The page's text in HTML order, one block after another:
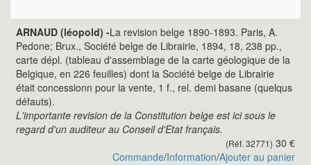
ARNAUD (léopold) -La revision belge 1890-1893. Paris, A.
Pedone; Brux., Société belge de Librairie, 1894, 18, 238 pp.,
carte dépl. (tableau d'assemblage de la carte géologique de la
Belgique, en 226 feuilles) dont la Société belge de Librairie
était concessionn pour la vente, 1 f., rel. demi basane (quelqus
défauts).
L'importante revision de la Constitution belge est ici sous le
regard d'un auditeur au Conseil d'Etat français.
(Réf. 32771) 30 €
Commande/Information/Ajouter au panier